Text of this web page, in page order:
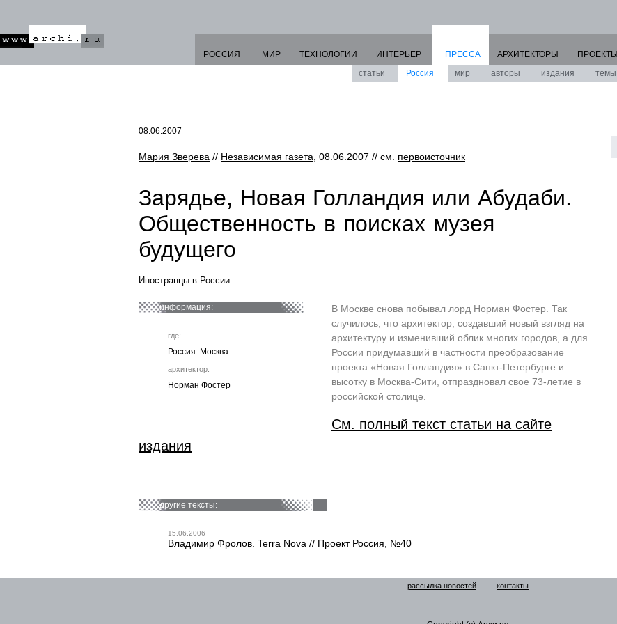
РОССИЯ МИР ТЕХНОЛОГИИ ИНТЕРЬЕР
ПРЕССА
статьи
Россия мир авторы издания темы
АРХИТЕКТОРЫ ПРОЕКТЫ
08.06.2007
Мария Зверева // Независимая газета , 08.06.2007 // см. первоисточник
Зарядье, Новая Голландия или Абудаби.
Общественность в поисках музея
будущего
Иностранцы в России
информация:
где:
Россия. Москва
архитектор:
Норман Фостер
В Москве снова побывал лорд Норман Фостер. Так
случилось, что архитектор, создавший новый взгляд на
архитектуру и изменивший облик многих городов, а для
России придумавший в частности преобразование
проекта «Новая Голландия» в Санкт-Петербурге и
высотку в Москва-Сити, отпраздновал свое 73-летие в
российской столице.
См. полный текст статьи на сайте
издания
другие тексты:
15.06.2006
Владимир Фролов. Terra Nova // Проект Россия, №40
рассылка новостей контакты